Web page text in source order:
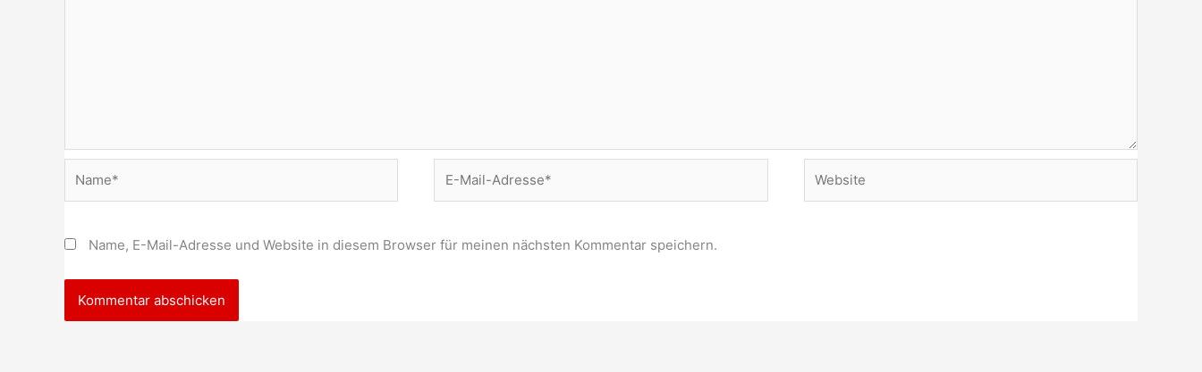
Mail-
Name, E-Mail-Adresse und Website in diesem Browser für meinen nächsten Kommentar speichern.